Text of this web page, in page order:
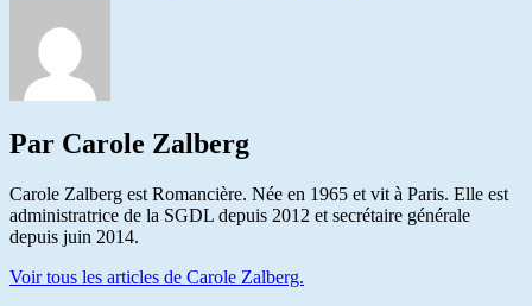
Par Carole Zalberg
Carole Zalberg est Romancière. Née en 1965 et vit à Paris. Elle est
administratrice de la SGDL depuis 2012 et secrétaire générale
depuis juin 2014.
Voir tous les articles de Carole Zalberg.